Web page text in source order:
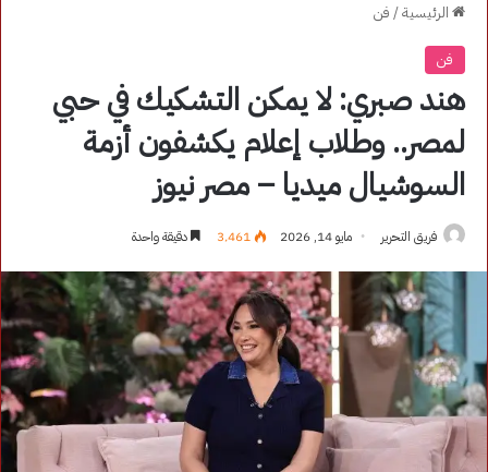
الرئيسية/ فن
فن
هند صبري: لا يمكن التشكيك في حبي
لمصر.. وطلاب إعلام يكشفون أزمة
السوشيال ميديا – مصر نيوز
فريق التحرير مايو 14, 2026 3٬461 دقيقة واحدة